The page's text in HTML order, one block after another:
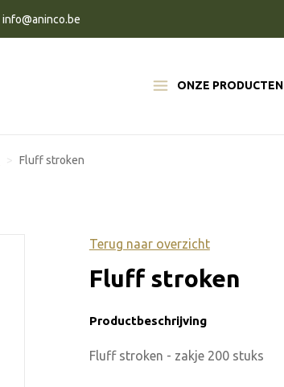
ONZE PRODUCTEN
info@aninco.be
Fluff stroken
Terug naar overzicht
Fluff stroken
Productbeschrijving
Fluff stroken - zakje 200 stuks